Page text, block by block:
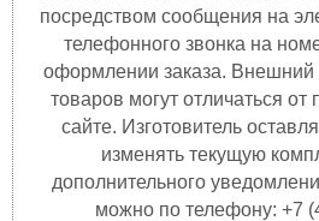
посредством сообщения на
телефонного звонка на
оформлении заказа. Внешний
товаров могут отличаться
сайте. Изготовитель
изменять текущую
дополнительного
можно по телефону: +7